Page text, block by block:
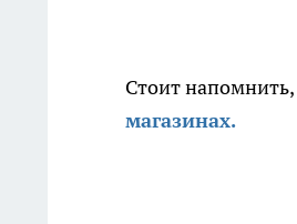
Стоит напомнить,
магазинах.